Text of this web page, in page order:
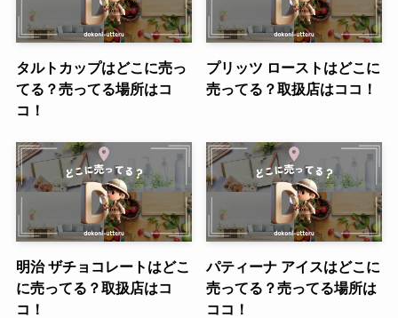
タルトカップはどこに売っ
てる？売ってる場所はコ
コ！
プリッツ ローストはどこに
売ってる？取扱店はココ！
明治 ザチョコレートはどこ
に売ってる？取扱店はコ
コ！
パティーナ アイスはどこに
売ってる？売ってる場所は
ココ！